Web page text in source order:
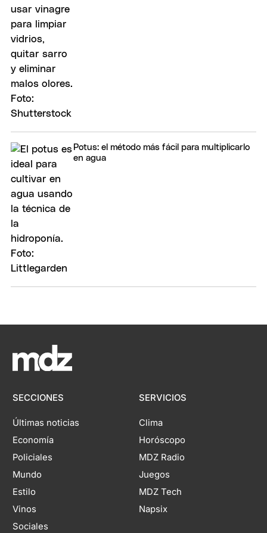
Potus: el método más fácil para multiplicarlo
en agua
SECCIONES
Últimas noticias
Economía
Policiales
Mundo
Estilo
Vinos
Sociales
SERVICIOS
Clima
Horóscopo
MDZ Radio
Juegos
MDZ Tech
Napsix